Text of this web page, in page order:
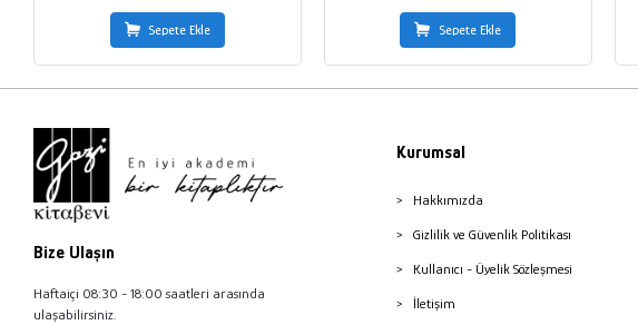
Sepete Ekle Sepete Ekle
Bize Ulaşın
Haftaiçi 08:30 - 18:00 saatleri arasında
ulaşabilirsiniz.
Kurumsal
Hakkımızda
Gizlilik ve Güvenlik Politikası
Kullanıcı - Üyelik Sözleşmesi
İletişim